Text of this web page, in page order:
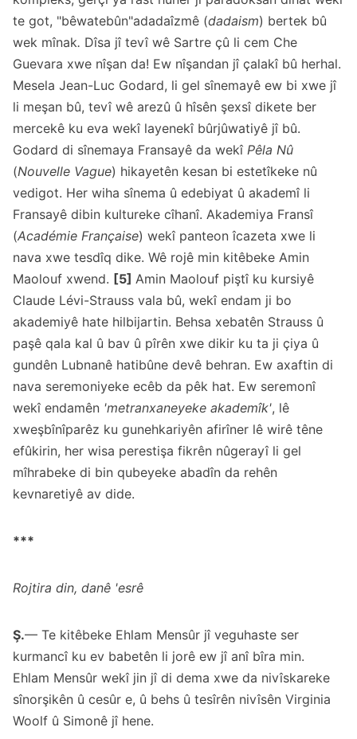
te got, "bêwatebûn"adadaîzmê (dadaism) bertek bû
wek mînak. Dîsa jî tevî wê Sartre çû li cem Che
Guevara xwe nîşan da! Ew nîşandan jî çalakî bû herhal.
Mesela Jean-Luc Godard, li gel sînemayê ew bi xwe jî
li meşan bû, tevî wê arezû û hîsên şexsî dikete ber
mercekê ku eva wekî layenekî bûrjûwatiyê jî bû.
Godard di sînemaya Fransayê da wekî Pêla Nû
(Nouvelle Vague) hikayetên kesan bi estetîkeke nû
vedigot. Her wiha sînema û edebiyat û akademî li
Fransayê dibin kultureke cîhanî. Akademiya Fransî
(Académie Française) wekî panteon îcazeta xwe li
nava xwe tesdîq dike. Wê rojê min kitêbeke Amin
Maolouf xwend. [5] Amin Maolouf piştî ku kursiyê
Claude Lévi-Strauss vala bû, wekî endam ji bo
akademiyê hate hilbijartin. Behsa xebatên Strauss û
paşê qala kal û bav û pîrên xwe dikir ku ta ji çiya û
gundên Lubnanê hatibûne devê behran. Ew axaftin di
nava seremoniyeke ecêb da pêk hat. Ew seremonî
wekî endamên 'metranxaneyeke akademîk', lê
xweşbînîparêz ku gunehkariyên afirîner lê wirê têne
efûkirin, her wisa perestişa fikrên nûgerayî li gel
mîhrabeke di bin qubeyeke abadîn da rehên
kevnaretiyê av dide.
***
Rojtira din, danê 'esrê
Ş.— Te kitêbeke Ehlam Mensûr jî veguhaste ser
kurmancî ku ev babetên li jorê ew jî anî bîra min.
Ehlam Mensûr wekî jin jî di dema xwe da nivîskareke
sînorşikên û cesûr e, û behs û tesîrên nivîsên Virginia
Woolf û Simonê jî hene.